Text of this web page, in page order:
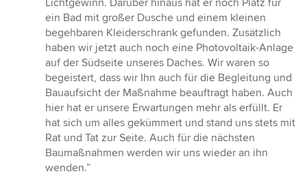
Lichtgewinn. Darüber hinaus hat er noch Platz für
ein Bad mit großer Dusche und einem kleinen
begehbaren Kleiderschrank gefunden. Zusätzlich
haben wir jetzt auch noch eine Photovoltaik-Anlage
auf der Südseite unseres Daches. Wir waren so
begeistert, dass wir Ihn auch für die Begleitung und
Bauaufsicht der Maßnahme beauftragt haben. Auch
hier hat er unsere Erwartungen mehr als erfüllt. Er
hat sich um alles gekümmert und stand uns stets mit
Rat und Tat zur Seite. Auch für die nächsten
Baumaßnahmen werden wir uns wieder an ihn
wenden.”